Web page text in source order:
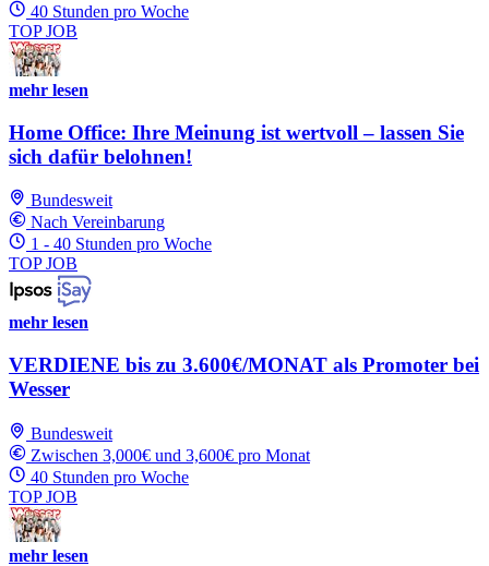
40 Stunden pro Woche
TOP JOB
mehr lesen
Home Office: Ihre Meinung ist wertvoll – lassen Sie
sich dafür belohnen!
Bundesweit
Nach Vereinbarung
1 - 40 Stunden pro Woche
TOP JOB
mehr lesen
VERDIENE bis zu 3.600€/MONAT als Promoter bei
Wesser
Bundesweit
Zwischen 3,000€ und 3,600€ pro Monat
40 Stunden pro Woche
TOP JOB
mehr lesen